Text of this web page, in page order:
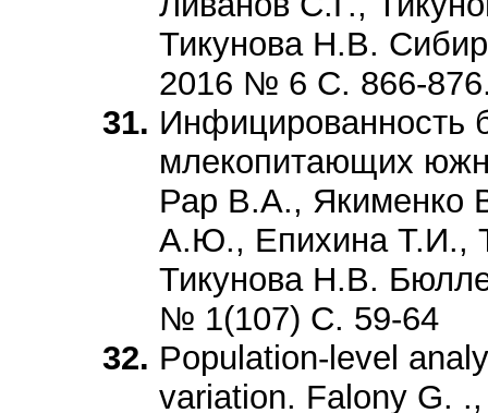
Тикунова Н.В.
2016 № 6 С. 866-
Инфицированность
млекопитающих
Рар В.А., Якименко
А.Ю., Епихина Т.И.,
Тикунова Н.В.
№ 1(107) С. 59-64
Population-level
variation. Falony G.